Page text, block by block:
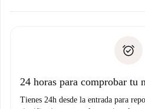
Prueba de solvencia
no nos comunicas ningún
24 horas para comprobar tu
Tienes 24h desde la entrada para